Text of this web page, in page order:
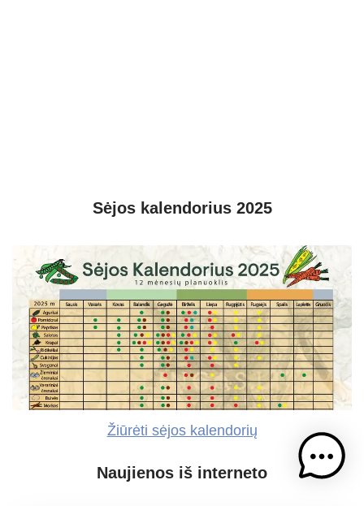
Sėjos kalendorius 2025
Žiūrėti sėjos kalendorių
Naujienos iš interneto